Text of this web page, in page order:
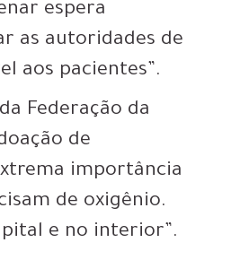
espera
as autoridades de
aos pacientes”.
Federação da
de
importância
de oxigênio.
e no interior”.